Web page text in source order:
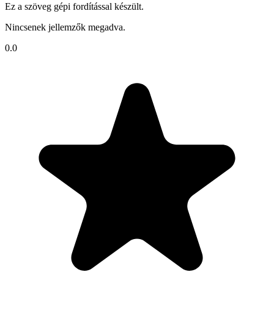
Ez a szöveg gépi fordítással készült.
Nincsenek jellemzők megadva.
0.0